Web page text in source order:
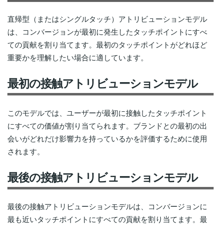
直帰型（またはシングルタッチ）アトリビューションモデル
は、コンバージョンが最初に発生したタッチポイントにすべ
ての貢献を割り当てます。最初のタッチポイントがどれほど
重要かを理解したい場合に適しています。
最初の接触アトリビューションモデル
このモデルでは、ユーザーが最初に接触したタッチポイント
にすべての価値が割り当てられます。ブランドとの最初の出
会いがどれだけ影響力を持っているかを評価するために使用
されます。
最後の接触アトリビューションモデル
最後の接触アトリビューションモデルは、コンバージョンに
最も近いタッチポイントにすべての貢献を割り当てます。最